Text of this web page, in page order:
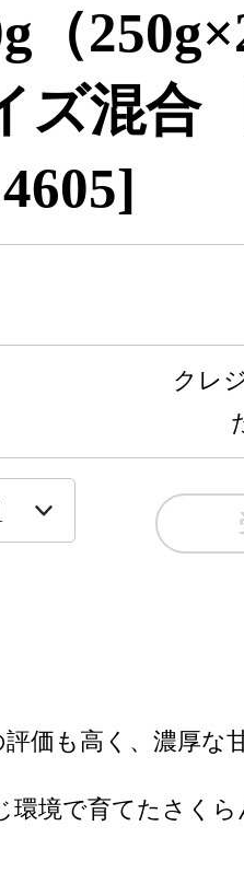
（
ズ混合
クレ
価も高く、濃厚な
境で育てたさく